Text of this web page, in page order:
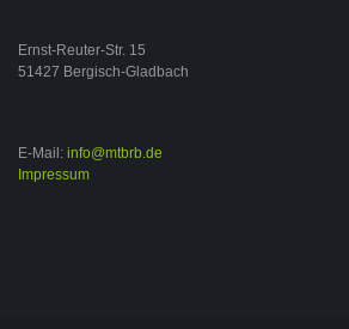
Ernst-Reuter-Str. 15
51427 Bergisch-Gladbach
E-Mail: info@mtbrb.de
Impressum